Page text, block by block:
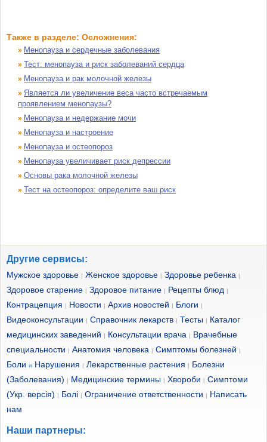
Также в разделе: Осложнения:
» Менопауза и сердечные заболевания
» Тест: менопауза и риск заболеваний сердца
» Менопауза и рак молочной железы
» Является ли увеличение веса часто встречаемым
проявлением менопаузы?
» Менопауза и недержание мочи
» Менопауза и настроение
» Менопауза и остеопороз
» Менопауза увеличивает риск депрессии
» Основы рака молочной железы
» Тест на остеопороз: определите ваш риск
Другие сервисы:
Мужское здоровье Женское здоровье Здоровье ребенка
Здоровое старение Здоровое питание Рецепты блюд
Контрацепция Новости Архив новостей Блоги
Видеоконсультации Справочник лекарств Тесты
Каталог
медицинских заведений
Консультации врача
Врачебные
специальности
Анатомия человека Симптомы болезней
Боли и Нарушения Лекарственные растения
Болезни
(Заболевания)
Медицинские термины Хвороби
Симптоми
(Укр. версія)
Болі Ограничение ответственности
Написать
нам
Наши партнеры: